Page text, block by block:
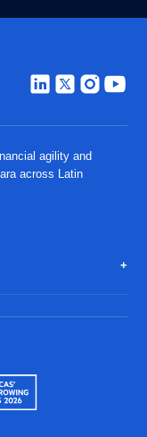
agility and
across Latin